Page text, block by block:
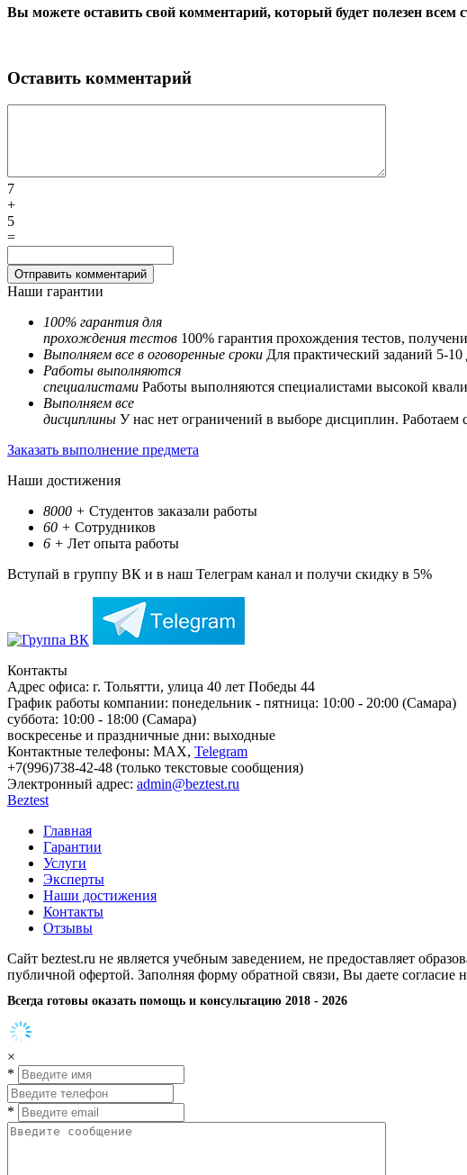
Вы можете оставить свой комментарий, который будет полезен всем
Оставить комментарий
7
+
5
=
Наши гарантии
100% гарантия для
прохождения тестов 100% гарантия прохождения тестов,
Выполняем все в оговоренные сроки Для практический заданий 5-
Работы выполняются
специалистами Работы выполняются специалистами высокой
Выполняем все
дисциплины У нас нет ограничений в выборе дисциплин.
Заказать выполнение предмета
Наши достижения
8000 + Студентов заказали работы
60 + Сотрудников
6 + Лет опыта работы
Вступай в группу ВК и в наш Телеграм канал и получи скидку в 5%
Контакты
Адрес офиса: г. Тольятти, улица 40 лет Победы 44
График работы компании: понедельник - пятница: 10:00 - 20:00 (Самара)
суббота: 10:00 - 18:00 (Самара)
воскресенье и праздничные дни: выходные
Контактные телефоны: МАХ, Telegram
+7(996)738-42-48 (только текстовые сообщения)
Электронный адрес: admin@beztest.ru
Beztest
Главная
Гарантии
Услуги
Эксперты
Наши достижения
Контакты
Отзывы
Сайт beztest.ru не является учебным заведением, не предоставляет
публичной офертой. Заполняя форму обратной связи, Вы даете
Всегда готовы оказать помощь и консультацию 2018 - 2026
×
*
*